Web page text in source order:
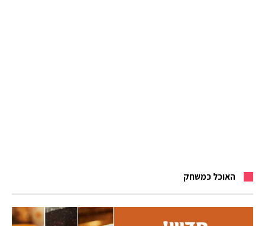
האוכל כמשחק